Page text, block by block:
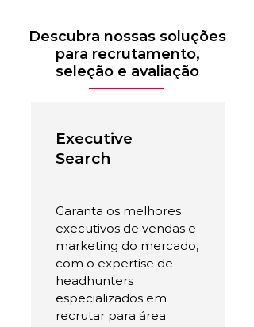
Descubra nossas soluções
para recrutamento,
seleção e avaliação
Executive
Search
Garanta os melhores
executivos de vendas e
marketing do mercado,
com o expertise de
headhunters
especializados em
recrutar para área